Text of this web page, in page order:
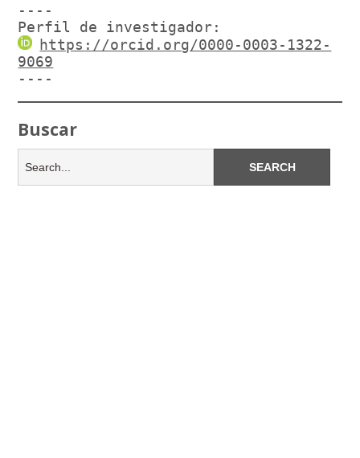
----
Perfil de investigador:
https://orcid.org/0000-0003-1322-
9069
----
Buscar